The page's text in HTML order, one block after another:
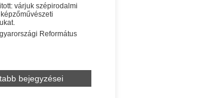
várjuk szépirodalmi
Református
bejegyzései